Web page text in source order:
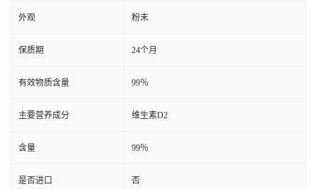
外观 粉末
保质期 24个月
有效物质含量 99％
主要营养成分 维生素D2
含量 99％
是否进口 否